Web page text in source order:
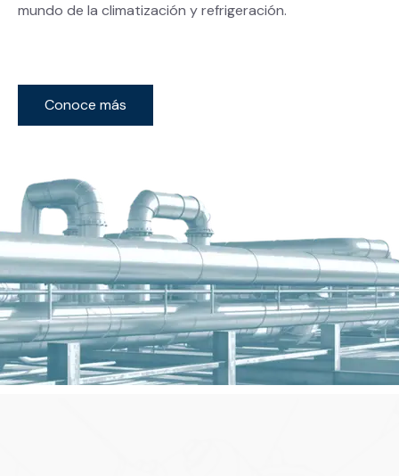
mundo de la climatización y refrigeración.
Conoce más